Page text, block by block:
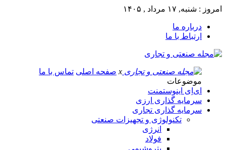
امروز : شنبه, ۱۷ مرداد , ۱۴۰۵
درباره ما
ارتباط با ما
x صفحه اصلی تماس با ما
موضوعات
ای‌اِی اینوستمنت
سرمایه گذاری ارزی
سرمایه گذاری تجاری
تکنولوژی و تجهیزات صنعتی
انرژی
فولاد
پتروشیمی